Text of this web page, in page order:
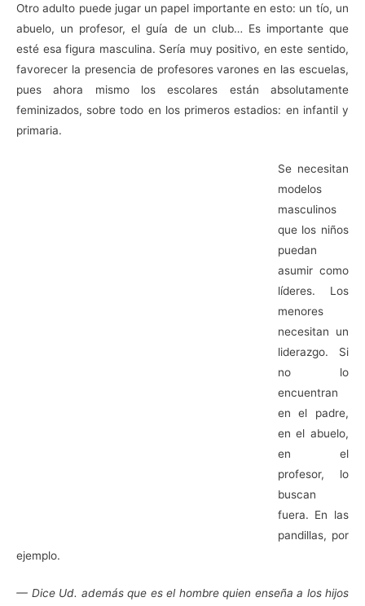
Otro adulto puede jugar un papel importante en esto: un tío, un
abuelo, un profesor, el guía de un club… Es importante que
esté esa figura masculina. Sería muy positivo, en este sentido,
favorecer la presencia de profesores varones en las escuelas,
pues ahora mismo los escolares están absolutamente
feminizados, sobre todo en los primeros estadios: en infantil y
primaria.
Se necesitan
modelos
masculinos
que los niños
puedan
asumir como
líderes. Los
menores
necesitan un
liderazgo. Si
no lo
encuentran
en el padre,
en el abuelo,
en el
profesor, lo
buscan
fuera. En las
pandillas, por
ejemplo.
— Dice Ud. además que es el hombre quien enseña a los hijos